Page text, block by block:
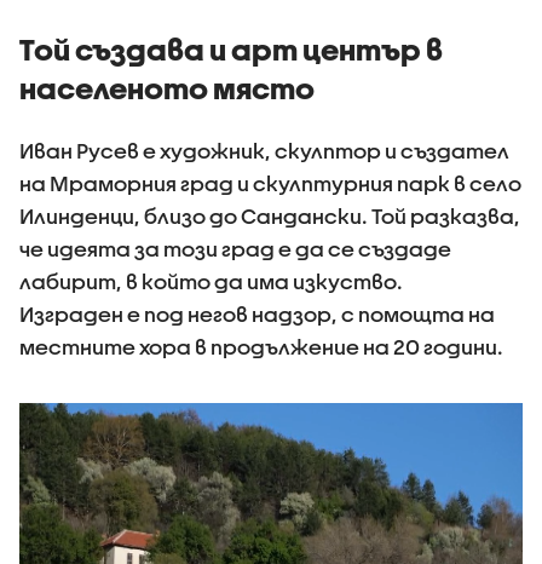
Той създава и арт център в
населеното място
Иван Русев е художник, скулптор и създател
на Мраморния град и скулптурния парк в село
Илинденци, близо до Сандански. Той разказва,
че идеята за този град е да се създаде
лабирит, в който да има изкуство.
Изграден е под негов надзор, с помощта на
местните хора в продължение на 20 години.